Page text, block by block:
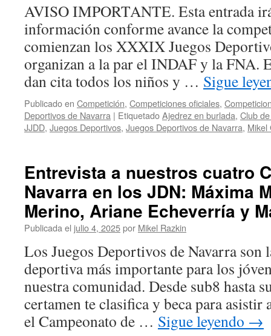
1
de
2)
Sub8:
Mikel
Gurea
obtiene
la
cifra
de
20
posibles
para
la
Final
AVISO IMPORTANTE. Esta entrada
información conforme avance la
comienzan los XXXIX Juegos
organizan a la par el INDAF y la FNA.
dan cita todos los niños y … Sigue
Publicado en Competición, Competiciones oficiales,
Deportivos de Navarra | EtiquetadoAjedrez en burlada, Club
JJDD, Juegos Deportivos, Juegos Deportivos de Navarra, Mikel
Entrevista a nuestros cuatro
Navarra en los JDN: Máxima
Merino, Ariane Echeverría y
Publicada el julio 4, 2025por Mikel Razkin
Los Juegos Deportivos de Navarra son
deportiva más importante para los
nuestra comunidad. Desde sub8 hasta
certamen te clasifica y beca para asistir
el Campeonato de … Sigue leyendo →